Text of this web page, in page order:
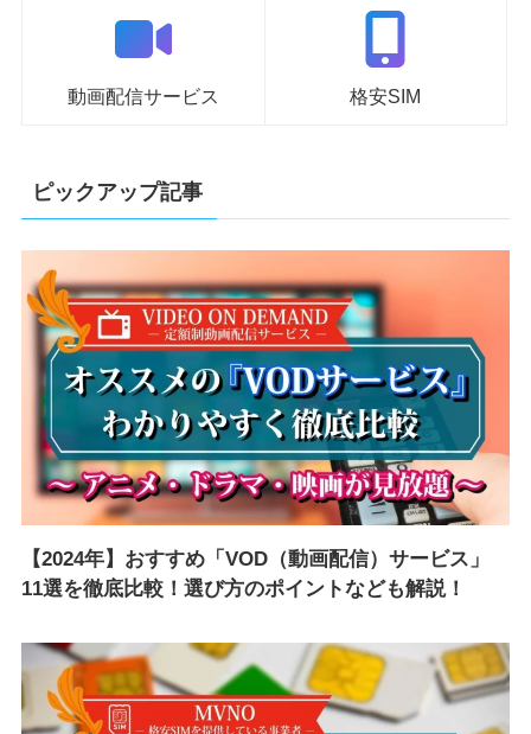
動画配信サービス 格安SIM
ピックアップ記事
【2024年】おすすめ「VOD（動画配信）サービス」
11選を徹底比較！選び方のポイントなども解説！